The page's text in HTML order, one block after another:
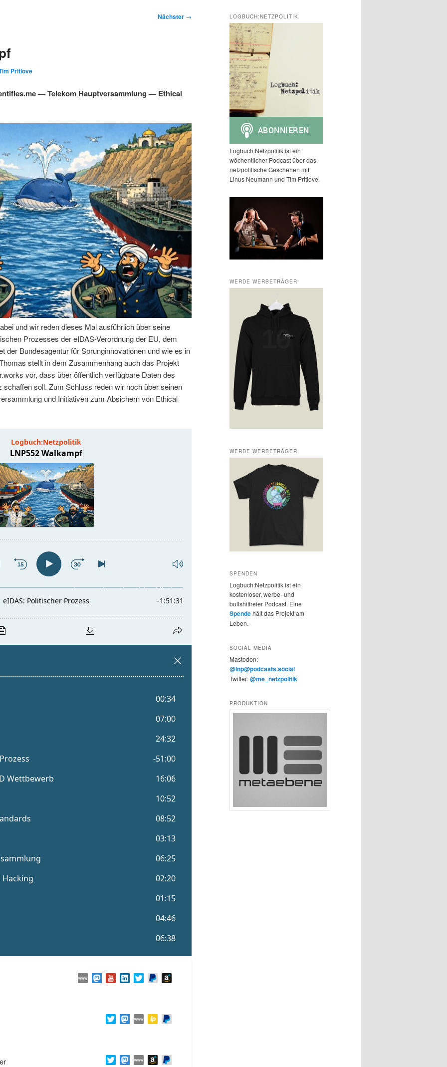
Nächster →
Pritlove
— Telekom Hauptversammlung — Ethical
und wir reden dieses Mal ausführlich über seine
Prozesses der eIDAS-Verordnung der EU, dem
der Bundesagentur für Sprunginnovationen und wie es in
stellt in dem Zusammenhang auch das Projekt
vor, dass über öffentlich verfügbare Daten des
soll. Zum Schluss reden wir noch über seinen
und Initiativen zum Absichern von Ethical
LOGBUCH:NETZPOLITIK
Logbuch:Netzpolitik ist ein
wöchentlicher Podcast über das
netzpolitische Geschehen mit
Linus Neumann und Tim Pritlove.
WERDE WERBETRÄGER
WERDE WERBETRÄGER
SPENDEN
Logbuch:Netzpolitik ist ein
kostenloser, werbe- und
bullshitfreier Podcast. Eine
Spendehält das Projekt am
Leben.
SOCIAL MEDIA
Mastodon:
@lnp@podcasts.social
Twitter:@me_netzpolitik
PRODUKTION